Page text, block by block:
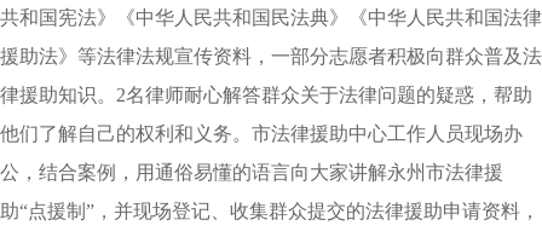
共和国宪法》《中华人民共和国民法典》《中华人民共和国法律
援助法》等法律法规宣传资料，一部分志愿者积极向群众普及法
律援助知识。2名律师耐心解答群众关于法律问题的疑惑，帮助
他们了解自己的权利和义务。市法律援助中心工作人员现场办
公，结合案例，用通俗易懂的语言向大家讲解永州市法律援
助“点援制”，并现场登记、收集群众提交的法律援助申请资料，